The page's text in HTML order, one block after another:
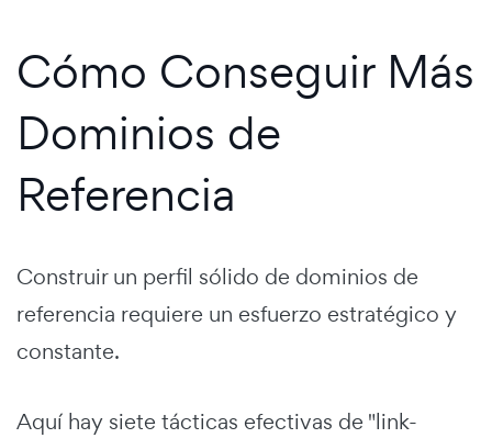
Cómo Conseguir Más
Dominios de
Referencia
Construir un perfil sólido de dominios de
referencia requiere un esfuerzo estratégico y
constante.
Aquí hay siete tácticas efectivas de "link-